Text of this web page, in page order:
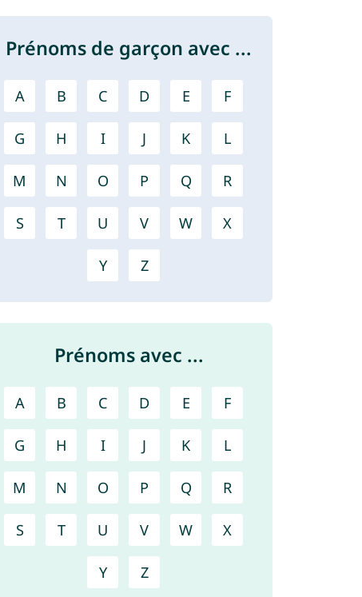
Prénoms de garçon avec ...
A B C D E F
G H I J K L
M N O P Q R
S T U V W X
Y Z
Prénoms avec ...
A B C D E F
G H I J K L
M N O P Q R
S T U V W X
Y Z